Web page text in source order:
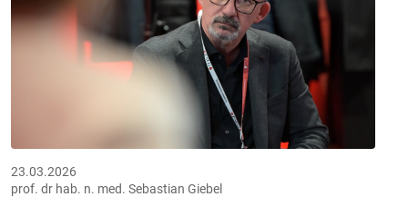
23.03.2026
prof. dr hab. n. med. Sebastian Giebel